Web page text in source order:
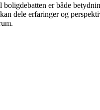
er både
dele erfaringer og